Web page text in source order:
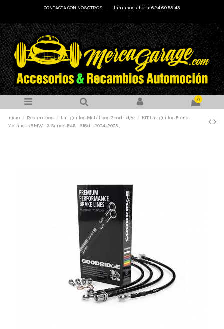
CONTACTA CON NOSOTROS
Llámanos ahora: 624 60 53 43
0
Inicio Recambios Latiguillos Metálicos Goodridge
KIT Latiguillos Freno
MetálicosBMW - 3 Series E46 - 318d - 2004-2005